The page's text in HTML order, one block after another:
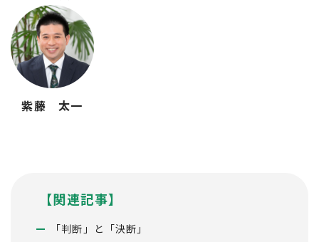
紫藤 太一
【関連記事】
「判断」と「決断」